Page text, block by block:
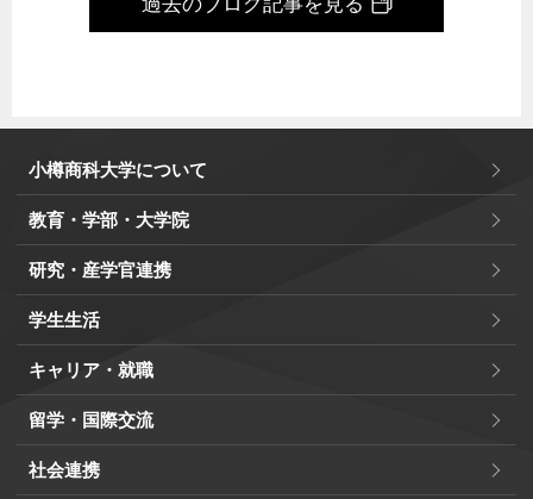
小樽商科大学について
教育・学部・大学院
研究・産学官連携
学生生活
キャリア・就職
留学・国際交流
社会連携